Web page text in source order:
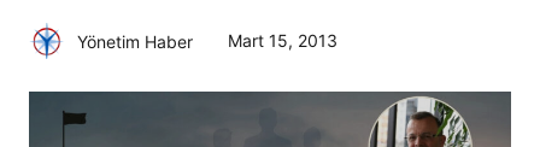
Yönetim Haber Mart 15, 2013